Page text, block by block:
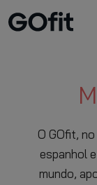
O GOfit,
espanhol
mundo,